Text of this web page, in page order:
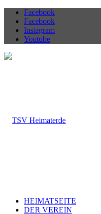
Facebook
Facebook
Instagram
Youtube
HEIMATSEITE
DER VEREIN